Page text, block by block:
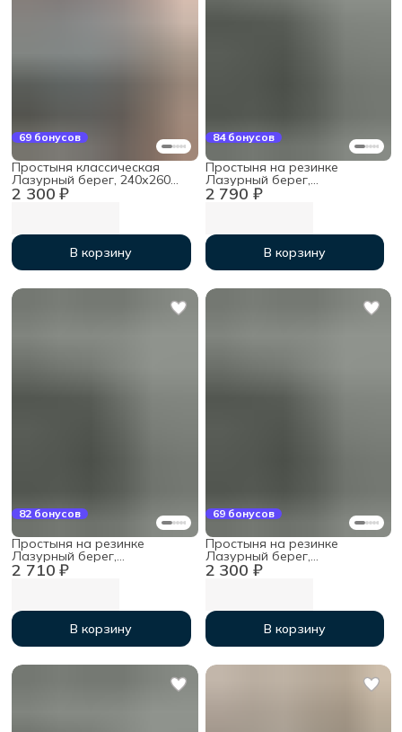
69 бонусов
2 300 ₽
Простыня классическая
Лазурный берег, 240х260
см, мако-сатин
В корзину
84 бонусов
2 790 ₽
Простыня на резинке
Лазурный берег,
200х200х30см, мако-сатин
В корзину
82 бонусов
2 710 ₽
Простыня на резинке
Лазурный берег,
180х200х30см, мако-сатин
В корзину
69 бонусов
2 300 ₽
Простыня на резинке
Лазурный берег,
140х200х30см, мако-сатин
В корзину